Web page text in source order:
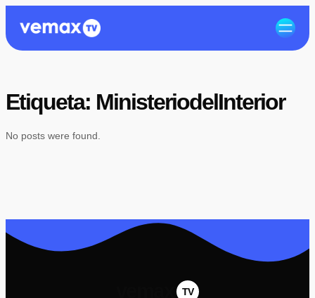
Etiqueta: MinisteriodelInterior
No posts were found.
TV